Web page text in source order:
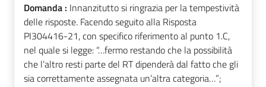
Domanda : Innanzitutto si ringrazia per la tempestività
delle risposte. Facendo seguito alla Risposta
PI304416-21, con specifico riferimento al punto 1.C,
nel quale si legge: “…fermo restando che la possibilità
che l’altro resti parte del RT dipenderà dal fatto che gli
sia correttamente assegnata un’altra categoria…”;